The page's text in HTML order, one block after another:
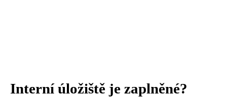
Interní úložiště je zaplněné?